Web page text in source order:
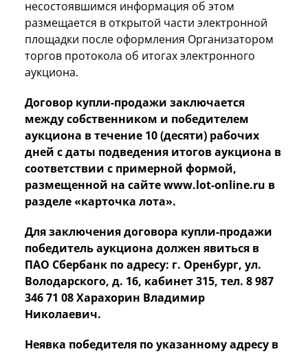
несостоявшимся информация об этом
размещается в открытой части электронной
площадки после оформления Организатором
торгов протокола об итогах электронного
аукциона.
Договор купли-продажи заключается
между собственником и победителем
аукциона в течение 10 (десяти) рабочих
дней с даты подведения итогов аукциона в
соответствии с примерной формой,
размещенной на сайте www.lot-online.ru в
разделе «карточка лота».
Для заключения договора купли-продажи
победитель аукциона должен явиться в
ПАО Сбербанк по адресу: г. Оренбург, ул.
Володарского, д. 16, кабинет 315, тел. 8 987
346 71 08 Харахорин Владимир
Николаевич.
Неявка победителя по указанному адресу в